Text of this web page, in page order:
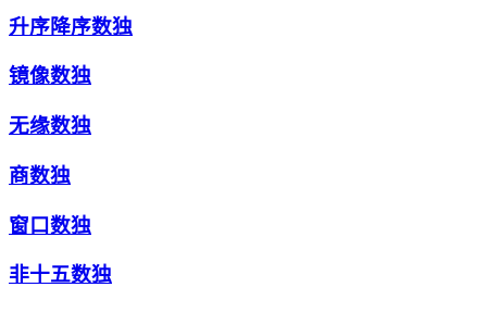
升序降序数独
镜像数独
无缘数独
商数独
窗口数独
非十五数独